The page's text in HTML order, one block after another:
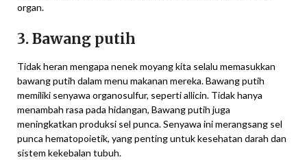
organ.
3. Bawang putih
Tidak heran mengapa nenek moyang kita selalu memasukkan
bawang putih dalam menu makanan mereka. Bawang putih
memiliki senyawa organosulfur, seperti allicin. Tidak hanya
menambah rasa pada hidangan, Bawang putih juga
meningkatkan produksi sel punca. Senyawa ini merangsang sel
punca hematopoietik, yang penting untuk kesehatan darah dan
sistem kekebalan tubuh.